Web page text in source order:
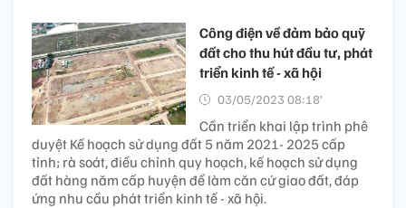
Công điện về đảm bảo quỹ
đất cho thu hút đầu tư, phát
triển kinh tế - xã hội
03/05/2023 08:18’
Cần triển khai lập trình phê
duyệt Kế hoạch sử dụng đất 5 năm 2021- 2025 cấp
tỉnh; rà soát, điều chỉnh quy hoạch, kế hoạch sử dụng
đất hàng năm cấp huyện để làm căn cứ giao đất, đáp
ứng nhu cầu phát triển kinh tế - xã hội.